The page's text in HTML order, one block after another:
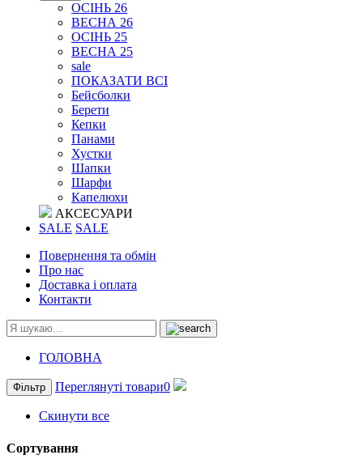
ОСІНЬ 26
ВЕСНА 26
ОСІНЬ 25
ВЕСНА 25
sale
ПОКАЗАТИ ВСІ
Бейсболки
Берети
Кепки
Панами
Хустки
Шапки
Шарфи
Капелюхи
АКСЕСУАРИ
SALE SALE
Повернення та обмін
Про нас
Доставка і оплата
Контакти
ГОЛОВНА
Фільтр Переглянуті товари0
Скинути все
Сортування